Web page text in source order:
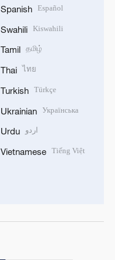
Spanish Español
Swahili Kiswahili
Tamil தமிழ்
Thai ไทย
Turkish Türkçe
Ukrainian Українська
Urdu اردو
Vietnamese Tiếng Việt